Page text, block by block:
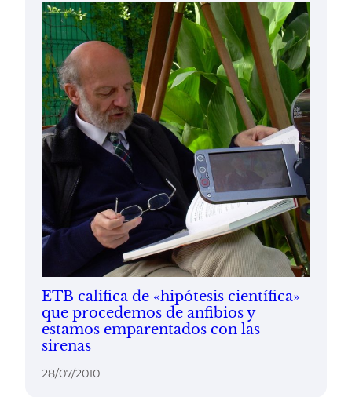
ETB califica de «hipótesis científica»
que procedemos de anfibios y
estamos emparentados con las
sirenas
28/07/2010